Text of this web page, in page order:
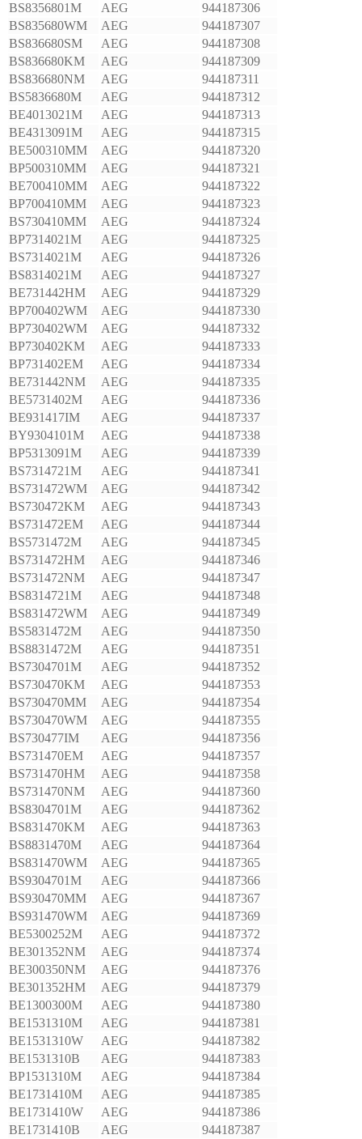
BS8356801M
AEG
944187306
BS835680WM
AEG
944187307
BS836680SM
AEG
944187308
BS836680KM
AEG
944187309
BS836680NM
AEG
944187311
BS5836680M
AEG
944187312
BE4013021M
AEG
944187313
BE4313091M
AEG
944187315
BE500310MM
AEG
944187320
BP500310MM
AEG
944187321
BE700410MM
AEG
944187322
BP700410MM
AEG
944187323
BS730410MM
AEG
944187324
BP7314021M
AEG
944187325
BS7314021M
AEG
944187326
BS8314021M
AEG
944187327
BE731442HM
AEG
944187329
BP700402WM
AEG
944187330
BP730402WM
AEG
944187332
BP730402KM
AEG
944187333
BP731402EM
AEG
944187334
BE731442NM
AEG
944187335
BE5731402M
AEG
944187336
BE931417IM
AEG
944187337
BY9304101M
AEG
944187338
BP5313091M
AEG
944187339
BS7314721M
AEG
944187341
BS731472WM
AEG
944187342
BS730472KM
AEG
944187343
BS731472EM
AEG
944187344
BS5731472M
AEG
944187345
BS731472HM
AEG
944187346
BS731472NM
AEG
944187347
BS8314721M
AEG
944187348
BS831472WM
AEG
944187349
BS5831472M
AEG
944187350
BS8831472M
AEG
944187351
BS7304701M
AEG
944187352
BS730470KM
AEG
944187353
BS730470MM
AEG
944187354
BS730470WM
AEG
944187355
BS730477IM
AEG
944187356
BS731470EM
AEG
944187357
BS731470HM
AEG
944187358
BS731470NM
AEG
944187360
BS8304701M
AEG
944187362
BS831470KM
AEG
944187363
BS8831470M
AEG
944187364
BS831470WM
AEG
944187365
BS9304701M
AEG
944187366
BS930470MM
AEG
944187367
BS931470WM
AEG
944187369
BE5300252M
AEG
944187372
BE301352NM
AEG
944187374
BE300350NM
AEG
944187376
BE301352HM
AEG
944187379
BE1300300M
AEG
944187380
BE1531310M
AEG
944187381
BE1531310W
AEG
944187382
BE1531310B
AEG
944187383
BP1531310M
AEG
944187384
BE1731410M
AEG
944187385
BE1731410W
AEG
944187386
BE1731410B
AEG 944187387